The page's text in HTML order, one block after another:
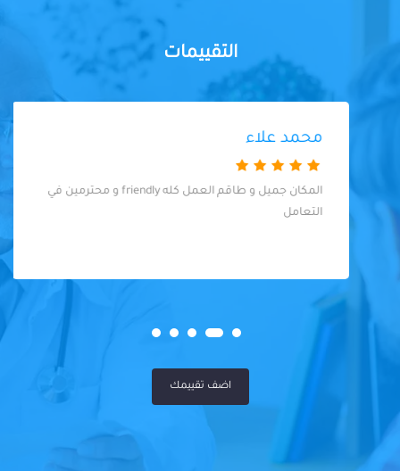
التقييمات
محمد علاء
المكان جميل و طاقم العمل كله friendly و محترمين في
التعامل
اضف تقييمك